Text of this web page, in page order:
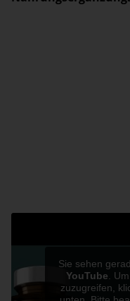
Sie sehen
YouTube.
zuzugreifen,
Die Geschichte
dieser Zeit war die